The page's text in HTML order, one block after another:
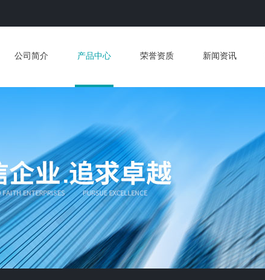
公司简介 产品中心 荣誉资质 新闻资讯